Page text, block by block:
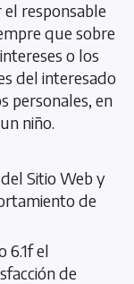
responsable
que sobre
o los
del interesado
personales, en
niño.
Sitio Web y
de
6.1f el
de